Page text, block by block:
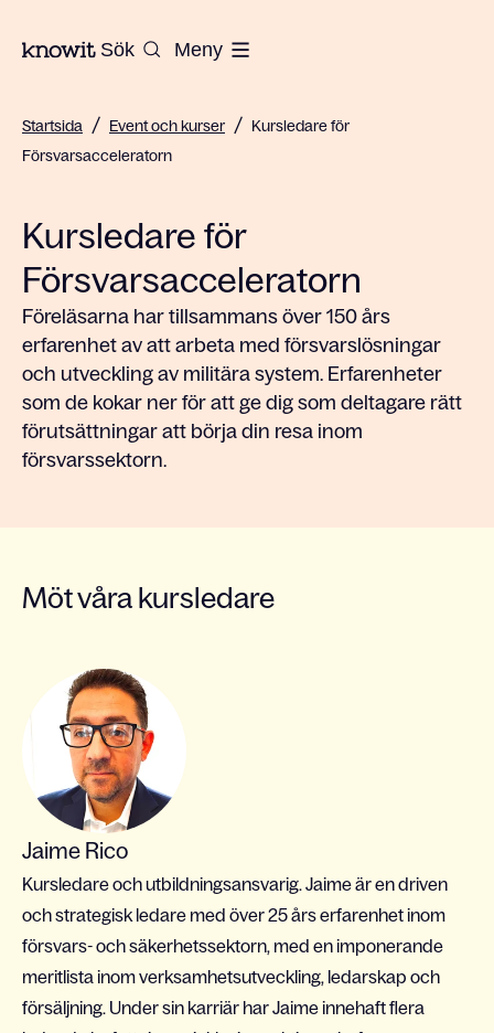
Till startsidan på Knowit
Sök Meny
Startsida / Event och kurser / Kursledare för
Försvarsacceleratorn
Kursledare för
Försvarsacceleratorn
Föreläsarna har tillsammans över 150 års
erfarenhet av att arbeta med försvarslösningar
och utveckling av militära system. Erfarenheter
som de kokar ner för att ge dig som deltagare rätt
förutsättningar att börja din resa inom
försvarssektorn.
Möt våra kursledare
Jaime Rico
Kursledare och utbildningsansvarig. Jaime är en driven
och strategisk ledare med över 25 års erfarenhet inom
försvars- och säkerhetssektorn, med en imponerande
meritlista inom verksamhetsutveckling, ledarskap och
försäljning. Under sin karriär har Jaime innehaft flera